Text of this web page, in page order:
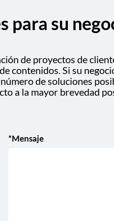
para su
de proyectos de
contenidos. Si su
de soluciones
a la mayor brevedad
*Mensaje